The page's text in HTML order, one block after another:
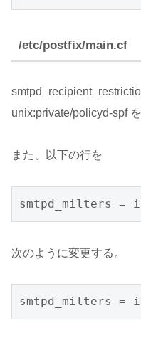
/etc/postfix/main.cf
unix:private/policyd-spf を
また、以下の行を
smtpd_milters =
次のように変更する。
smtpd_milters =